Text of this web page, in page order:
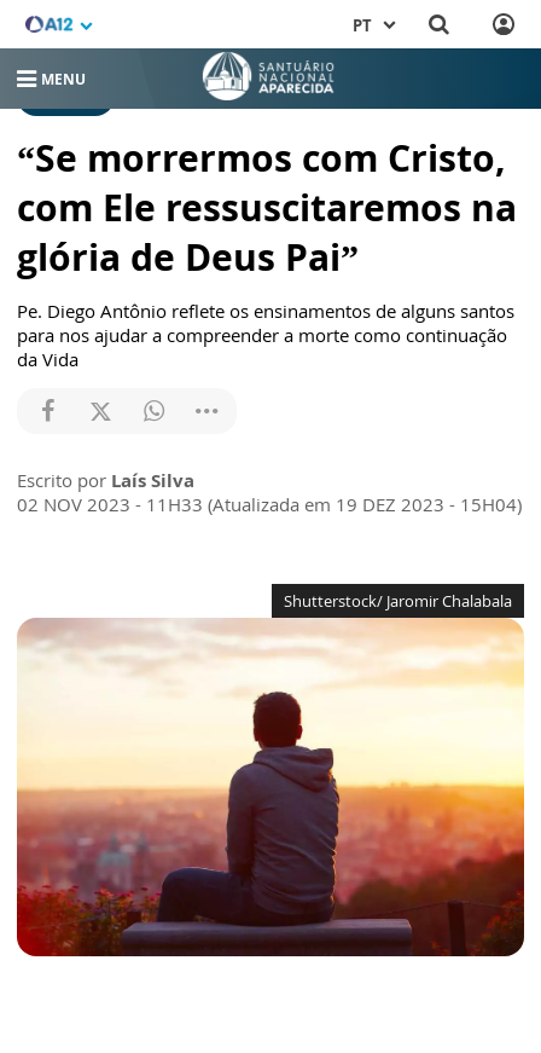
PT
MENU
“Se morrermos com Cristo,
com Ele ressuscitaremos na
glória de Deus Pai”
Pe. Diego Antônio reflete os ensinamentos de alguns santos
para nos ajudar a compreender a morte como continuação
da Vida
Escrito por Laís Silva
02 NOV 2023 - 11H33 (Atualizada em 19 DEZ 2023 - 15H04)
Shutterstock/ Jaromir Chalabala